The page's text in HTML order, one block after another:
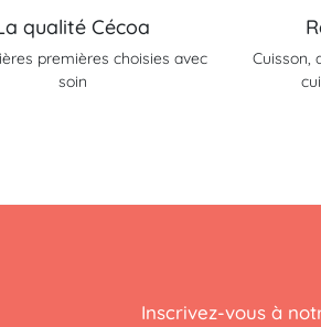
qualité Cécoa
premières choisies avec
soin
Cuisson,
Inscrivez-vous à